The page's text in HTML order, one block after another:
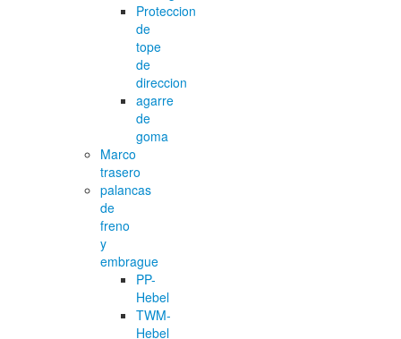
Proteccion
de
tope
de
direccion
agarre
de
goma
Marco
trasero
palancas
de
freno
y
embrague
PP-
Hebel
TWM-
Hebel